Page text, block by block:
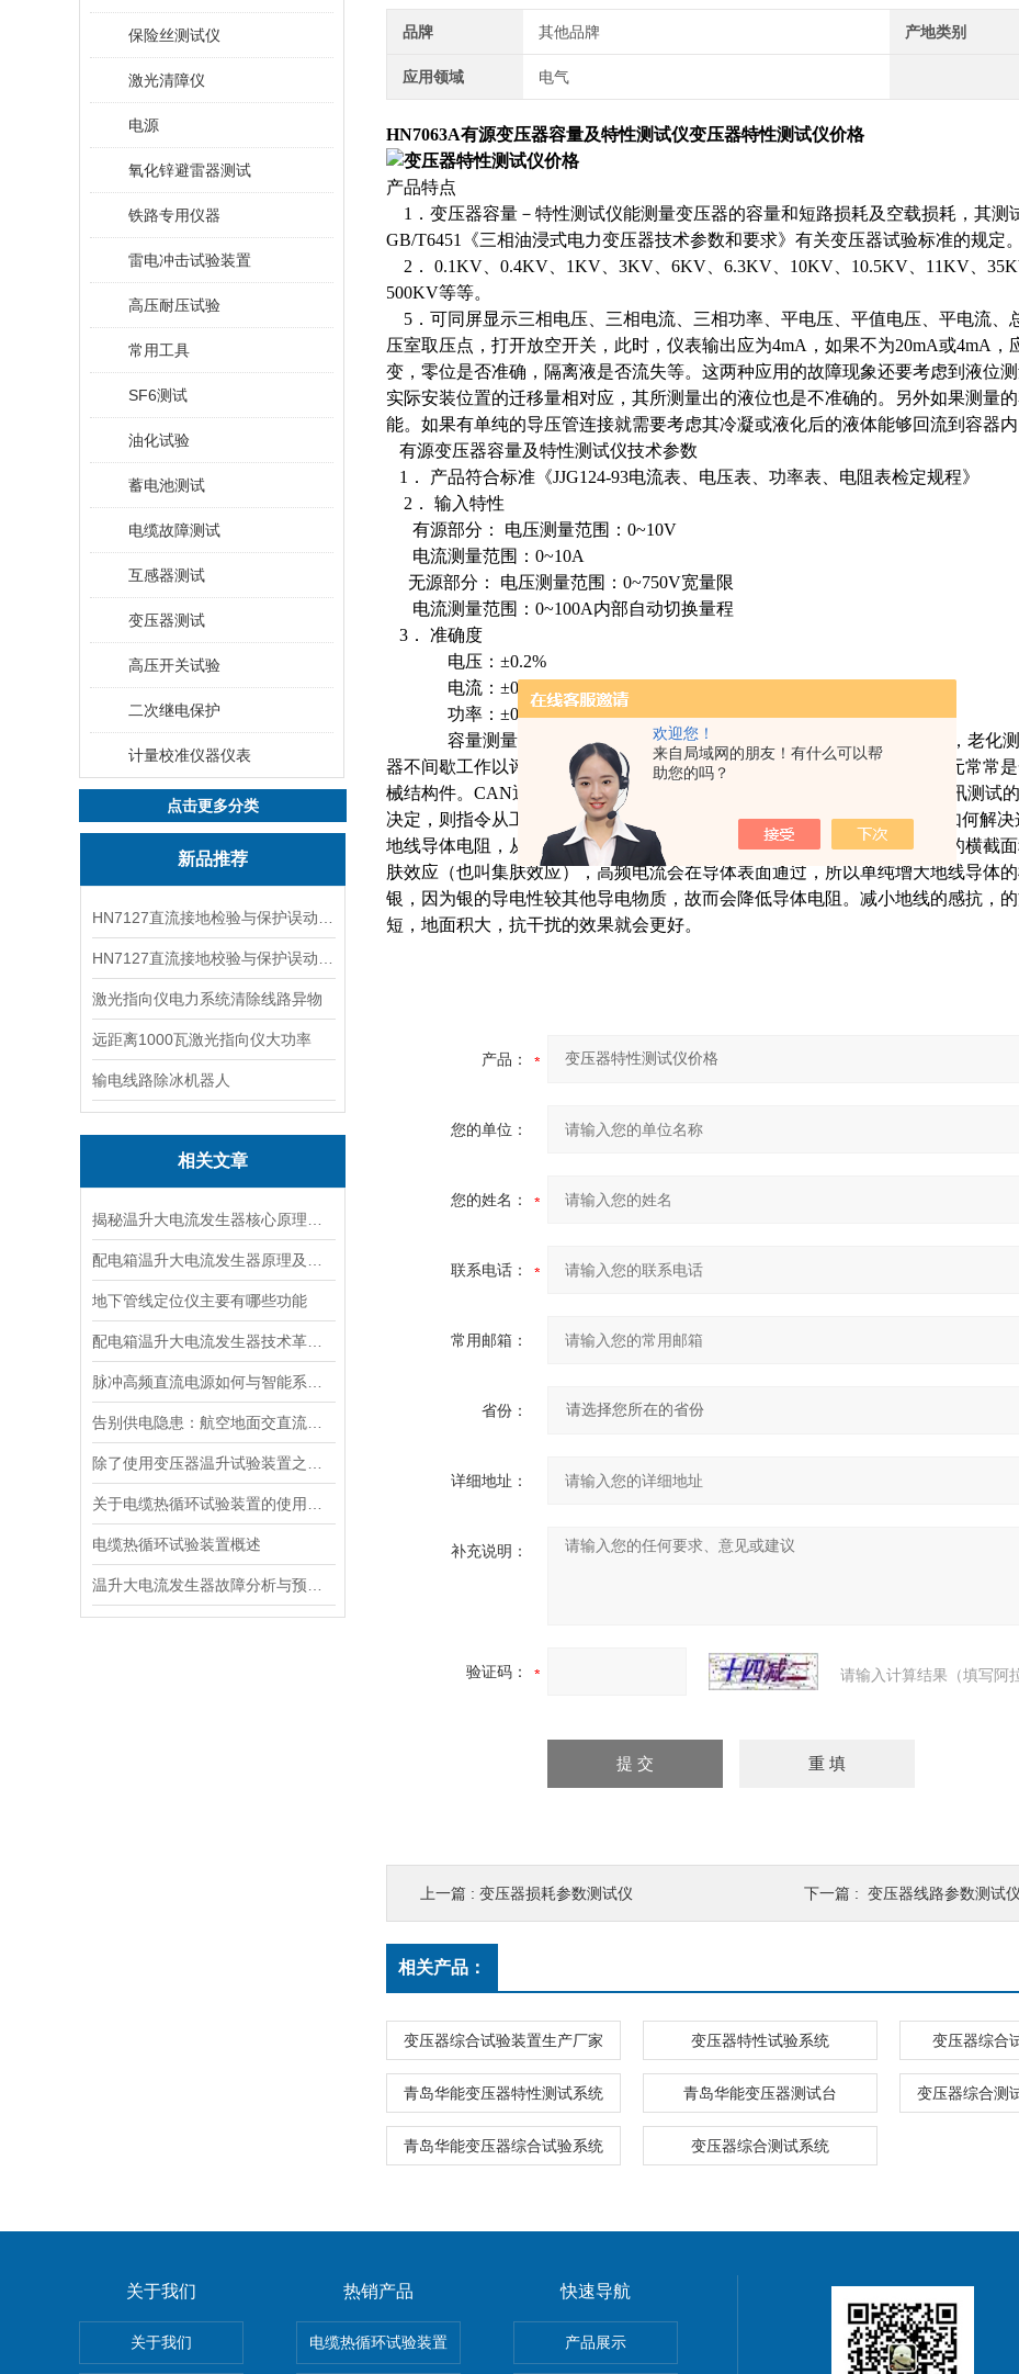
欢迎您！
来自局域网的朋友！有什么可以帮
助您的吗？
保险丝测试仪
激光清障仪
电源
氧化锌避雷器测试
铁路专用仪器
雷电冲击试验装置
高压耐压试验
常用工具
SF6测试
油化试验
蓄电池测试
电缆故障测试
互感器测试
变压器测试
高压开关试验
二次继电保护
计量校准仪器仪表
点击更多分类
新品推荐
激光指向仪电力系统清除线路异物
远距离1000瓦激光指向仪大功率
输电线路除冰机器人
相关文章
地下管线定位仪主要有哪些功能
电缆热循环试验装置概述
品牌 其他品牌 产地类别
应用领域 电气
HN7063A有源变压器容量及特性测试仪变压器特性测试仪价格
产品特点
1．变压器容量－特性测试仪能测量变压器的容量和短路损耗及空载损耗，其测
GB/T6451《三相油浸式电力变压器技术参数和要求》有关变压器试验标准的规定。
2． 0.1KV、0.4KV、1KV、3KV、6KV、6.3KV、10KV、10.5KV、11KV、
500KV等等。
5．可同屏显示三相电压、三相电流、三相功率、平电压、平值电压、平电流、
压室取压点，打开放空开关，此时，仪表输出应为4mA，如果不为20mA或4mA
变，零位是否准确，隔离液是否流失等。这两种应用的故障现象还要考虑到液位
实际安装位置的迁移量相对应，其所测量出的液位也是不准确的。另外如果测量
能。如果有单纯的导压管连接就需要考虑其冷凝或液化后的液体能够回流到容器
有源变压器容量及特性测试仪技术参数
1． 产品符合标准《JJG124-93电流表、电压表、功率表、电阻表检定规程》
2． 输入特性
有源部分： 电压测量范围：0~10V
电流测量范围：0~10A
无源部分： 电压测量范围：0~750V宽量限
电流测量范围：0~100A内部自动切换量程
3． 准确度
电压：±0.2%
电流：±0.5%
功率：±0.5%（CosΦ>0.1），±1.0%（0.02
容量测量准确度：±0.5%变压器特性测试仪价格以伺服机器人为例，老化测
器不间歇工作以评测伺服系统的响应状态及可靠性。这里说的外部控制单元常常
械结构件。CAN通信老化测试3.批量测试的方案时间同步性一直是CAN通讯测试
决定，则指令从工控机到CAN卡再到被测设备会有5ms以上的时间误差。如何解
地线导体电阻，从电阻与横截面的关系公式中我们知道，要增加地线导通的横截
肤效应（也叫集肤效应），高频电流会在导体表面通过，所以单纯增大地线导体
银，因为银的导电性较其他导电物质，故而会降低导体电阻。减小地线的感抗，
短，地面积大，抗干扰的效果就会更好。
产品：
您的单位：
您的姓名：
联系电话：
常用邮箱：
省份：
详细地址：
补充说明：
验证码： 请输入计算结果（填写阿
上一篇 : 变压器损耗参数测试仪 下一篇 : 变压器线路参数测试
相关产品：
变压器综合试验装置生产厂家 变压器特性试验系统 变压器综合
青岛华能变压器特性测试系统 青岛华能变压器测试台 变压器综合测
青岛华能变压器综合试验系统 变压器综合测试系统
关于我们
关于我们
热销产品
电缆热循环试验装置
快速导航
产品展示